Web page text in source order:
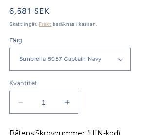
Ordinarie
pris
6,681 SEK
Skatt ingår. Frakt beräknas i kassan.
Färg
Kvantitet
Minska
kvantitet
Öka
kvantitet